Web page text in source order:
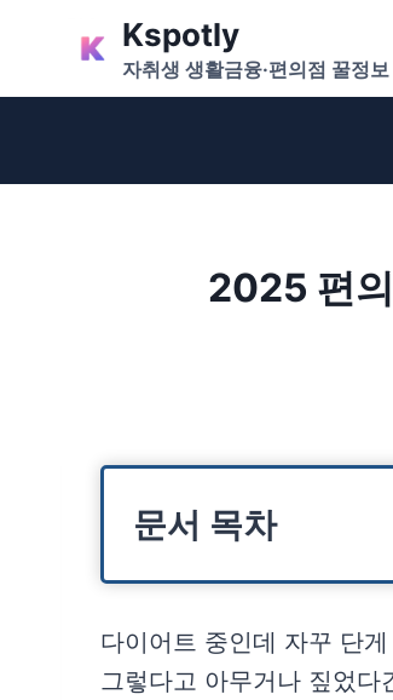
content
Kspotly
자취생 생활금융·편의점 꿀정보
2025 편
문서 목차
다이어트 중인데 자꾸 단
그렇다고 아무거나 짚었다